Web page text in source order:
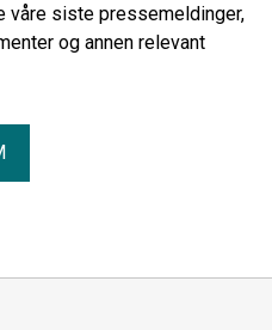
våre siste pressemeldinger,
og annen relevant